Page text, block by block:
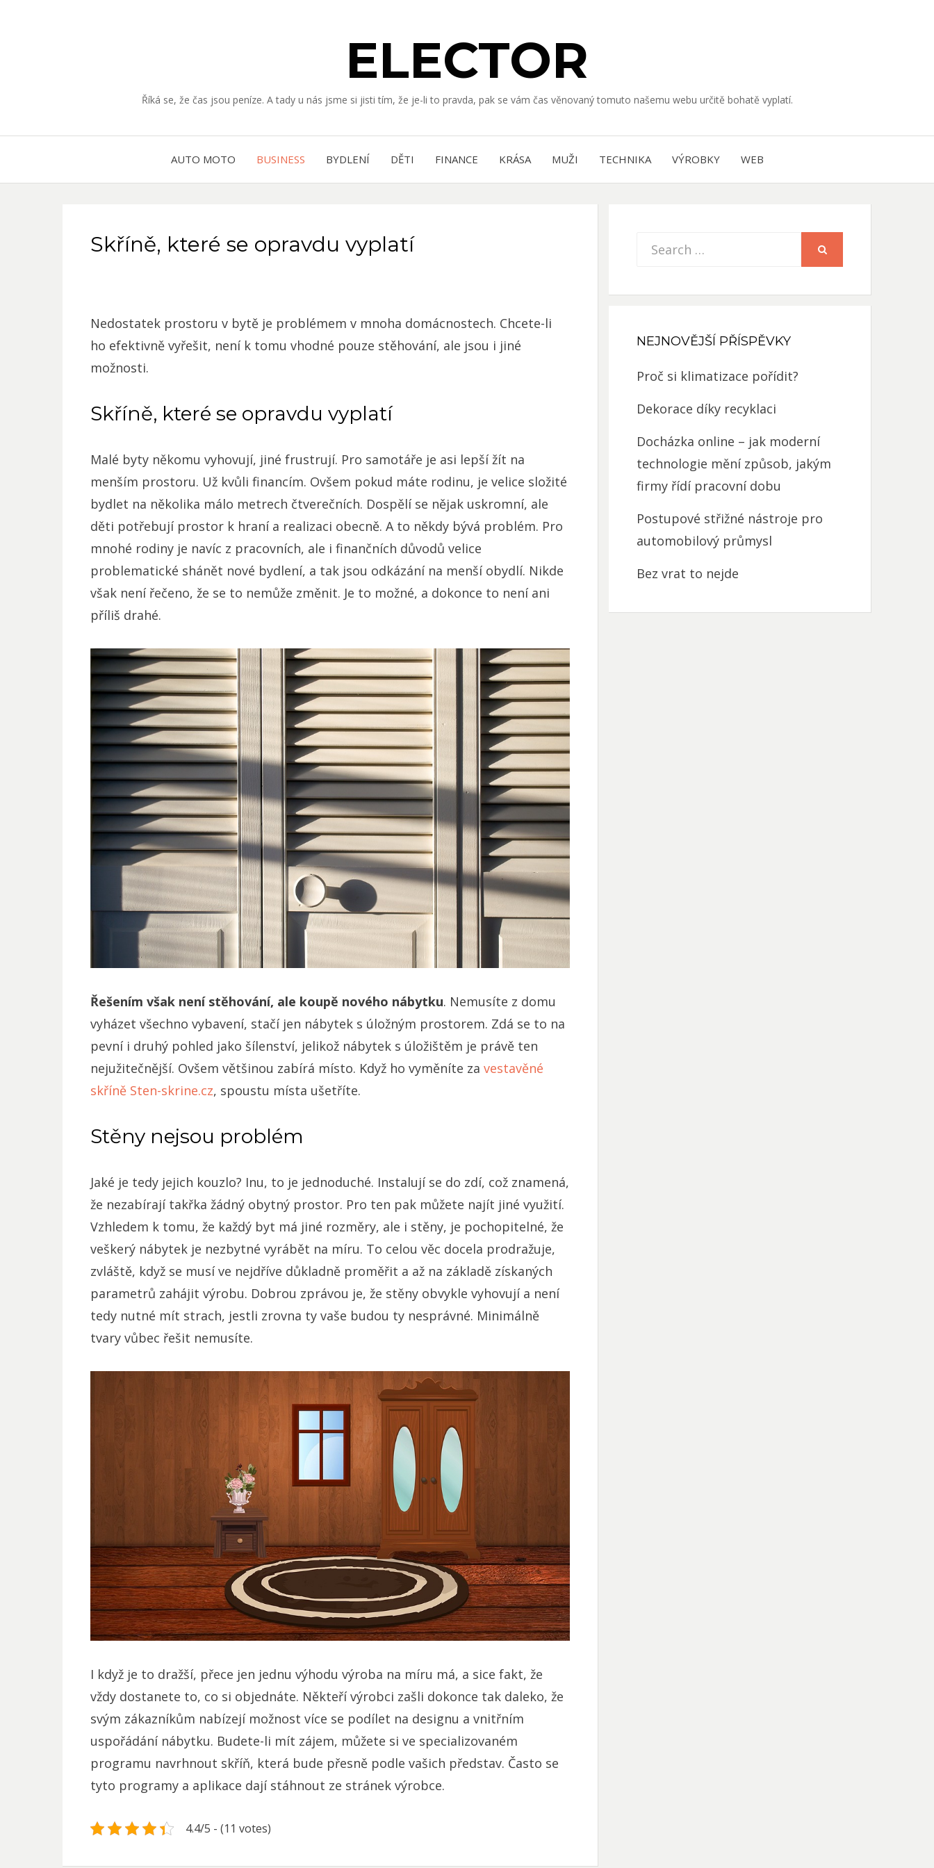
ELECTOR
Říká se, že čas jsou peníze. A tady u nás jsme si jisti tím, že je-li to pravda, pak se vám čas věnovaný tomuto našemu webu určitě bohatě vyplatí.
AUTO MOTO BUSINESS BYDLENÍ DĚTI FINANCE KRÁSA MUŽI TECHNIKA VÝROBKY WEB
Skříně, které se opravdu vyplatí
Nedostatek prostoru v bytě je problémem v mnoha domácnostech. Chcete-li
ho efektivně vyřešit, není k tomu vhodné pouze stěhování, ale jsou i jiné
možnosti.
Skříně, které se opravdu vyplatí
Malé byty někomu vyhovují, jiné frustrují. Pro samotáře je asi lepší žít na
menším prostoru. Už kvůli financím. Ovšem pokud máte rodinu, je velice složité
bydlet na několika málo metrech čtverečních. Dospělí se nějak uskromní, ale
děti potřebují prostor k hraní a realizaci obecně. A to někdy bývá problém. Pro
mnohé rodiny je navíc z pracovních, ale i finančních důvodů velice
problematické shánět nové bydlení, a tak jsou odkázání na menší obydlí. Nikde
však není řečeno, že se to nemůže změnit. Je to možné, a dokonce to není ani
příliš drahé.
Řešením však není stěhování, ale koupě nového nábytku. Nemusíte z domu
vyházet všechno vybavení, stačí jen nábytek s úložným prostorem. Zdá se to na
pevní i druhý pohled jako šílenství, jelikož nábytek s úložištěm je právě ten
nejužitečnější. Ovšem většinou zabírá místo. Když ho vyměníte za vestavěné
skříně Sten-skrine.cz, spoustu místa ušetříte.
Stěny nejsou problém
Jaké je tedy jejich kouzlo? Inu, to je jednoduché. Instalují se do zdí, což znamená,
že nezabírají takřka žádný obytný prostor. Pro ten pak můžete najít jiné využití.
Vzhledem k tomu, že každý byt má jiné rozměry, ale i stěny, je pochopitelné, že
veškerý nábytek je nezbytné vyrábět na míru. To celou věc docela prodražuje,
zvláště, když se musí ve nejdříve důkladně proměřit a až na základě získaných
parametrů zahájit výrobu. Dobrou zprávou je, že stěny obvykle vyhovují a není
tedy nutné mít strach, jestli zrovna ty vaše budou ty nesprávné. Minimálně
tvary vůbec řešit nemusíte.
I když je to dražší, přece jen jednu výhodu výroba na míru má, a sice fakt, že
vždy dostanete to, co si objednáte. Někteří výrobci zašli dokonce tak daleko, že
svým zákazníkům nabízejí možnost více se podílet na designu a vnitřním
uspořádání nábytku. Budete-li mít zájem, můžete si ve specializovaném
programu navrhnout skříň, která bude přesně podle vašich představ. Často se
tyto programy a aplikace dají stáhnout ze stránek výrobce.
4.4/5 - (11 votes)
Search
NEJNOVĚJŠÍ PŘÍSPĚVKY
Proč si klimatizace pořídit?
Dekorace díky recyklaci
Docházka online – jak moderní
technologie mění způsob, jakým
firmy řídí pracovní dobu
Postupové střižné nástroje pro
automobilový průmysl
Bez vrat to nejde